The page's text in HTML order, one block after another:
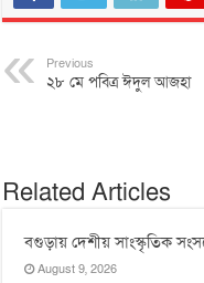
Previous
২৮ মে পবিত্র ঈদুল আজহা
Related Articles
বগুড়ায় দেশীয় সাংস্কৃতিক
August 9, 2026